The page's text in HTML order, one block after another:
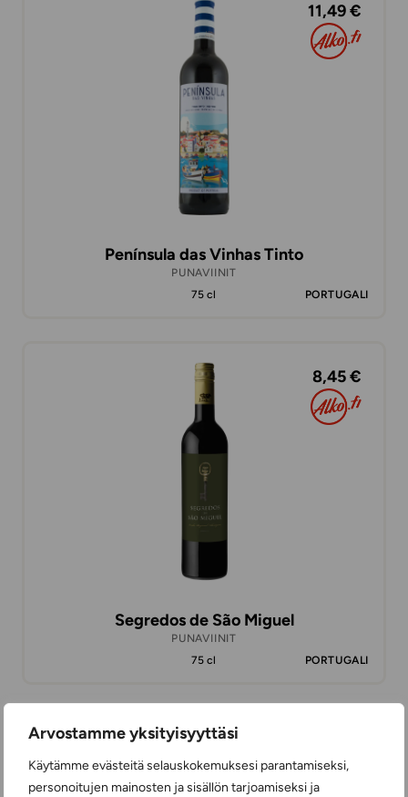
Arvostamme yksityisyyttäsi
Käytämme evästeitä selauskokemuksesi parantamiseksi,
personoitujen mainosten ja sisällön tarjoamiseksi ja
11,49 €
Península das Vinhas Tinto
PUNAVIINIT
75 cl
PORTUGALI
8,45 €
Segredos de São Miguel
PUNAVIINIT
75 cl
PORTUGALI